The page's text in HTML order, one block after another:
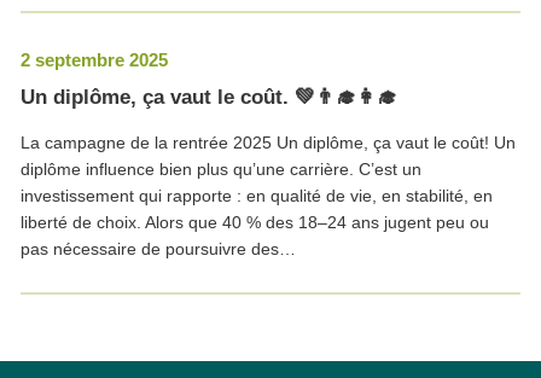
2 septembre 2025
Un diplôme, ça vaut le coût. 💚👨‍🎓👩‍🎓
La campagne de la rentrée 2025 Un diplôme, ça vaut le coût! Un
diplôme influence bien plus qu’une carrière. C’est un
investissement qui rapporte : en qualité de vie, en stabilité, en
liberté de choix. Alors que 40 % des 18–24 ans jugent peu ou
pas nécessaire de poursuivre des…